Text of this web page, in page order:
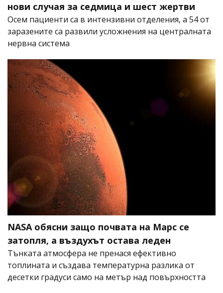
нови случая за седмица и шест жертви
Осем пациенти са в интензивни отделения, а 54 от
заразените са развили усложнения на централната
нервна система
NASA обясни защо почвата на Марс се
затопля, а въздухът остава леден
Тънката атмосфера не пренася ефективно
топлината и създава температурна разлика от
десетки градуси само на метър над повърхността